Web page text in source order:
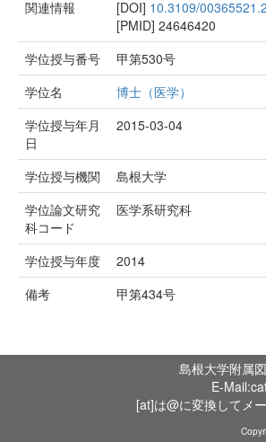
関連情報
[DOI] 10.3109/
[PMID] 24646420
学位授与番号
甲第530号
学位名
博士（医学）
学位授与年月
日
2015-03-04
学位授与機関
島根大学
学位論文研究
科コード
医学系研究科
学位授与年度
2014
備考
甲第434号
島根大学附属
E-
[at]は@に変換してメ